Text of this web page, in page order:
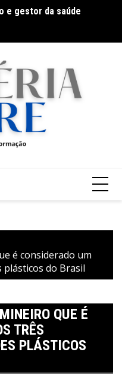
e gestor da saúde
é considerado um
do Brasil
QUE É
TRÊS
PLÁSTICOS